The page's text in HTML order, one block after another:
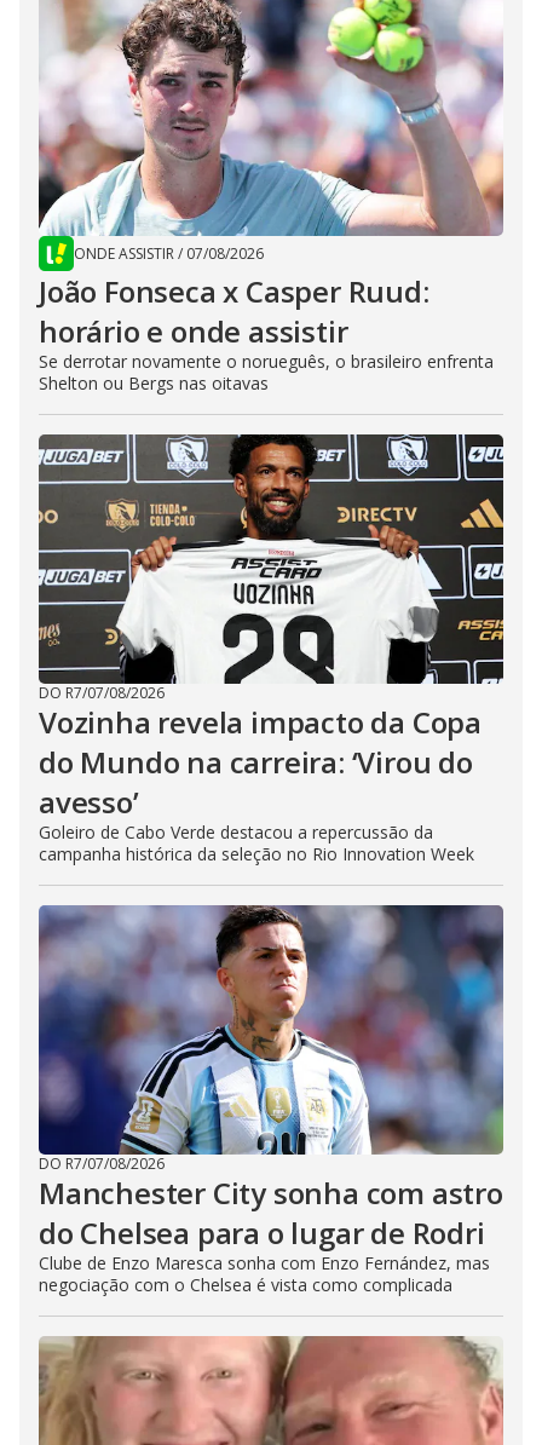
ONDE ASSISTIR/ 07/08/2026
João Fonseca x Casper Ruud:
horário e onde assistir
Se derrotar novamente o norueguês, o brasileiro enfrenta
Shelton ou Bergs nas oitavas
DO R7/07/08/2026
Vozinha revela impacto da Copa
do Mundo na carreira: ‘Virou do
avesso’
Goleiro de Cabo Verde destacou a repercussão da
campanha histórica da seleção no Rio Innovation Week
DO R7/07/08/2026
Manchester City sonha com astro
do Chelsea para o lugar de Rodri
Clube de Enzo Maresca sonha com Enzo Fernández, mas
negociação com o Chelsea é vista como complicada